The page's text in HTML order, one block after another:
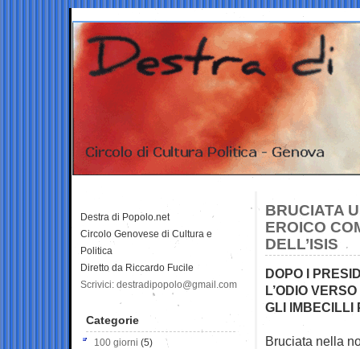
BRUCIATA
EROICO
DELL’ISIS
DOPO I
L’ODIO
GLI IMBECILLI
Bruciata nella
Destra di Popolo.net
Circolo Genovese di Cultura e
Politica
Diretto da Riccardo Fucile
Scrivici: destradipopolo@gmail.com
Categorie
100 giorni (5)